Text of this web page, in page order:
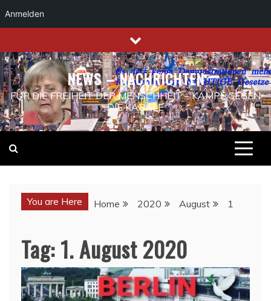
Anmelden
to
content
NEWS – NACHRICHTEN
FÜR DIE FREIHEIT DER MENSCHHEIT – KAMPF GEGEN
DIE KABALE
You are Here Home 2020 August 1
Tag:1. August 2020